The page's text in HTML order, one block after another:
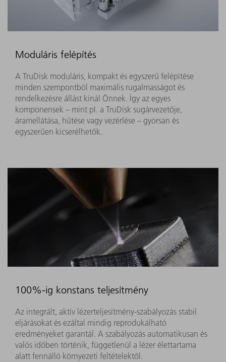
Moduláris felépítés
A TruDisk moduláris, kompakt és egyszerű felépítése
minden szempontból maximális rugalmasságot és
rendelkezésre állást kínál Önnek. Így az egyes
komponensek – mint pl. a TruDisk sugárvezetője,
áramellátása, hűtése vagy vezérlése – gyorsan és
egyszerűen kicserélhetők.
100%-ig konstans teljesítmény
Az integrált, aktív lézerteljesítmény-szabályozás stabil
eljárásokat és ezáltal mindig reprodukálható
eredményeket garantál. A szabályozás automatikusan és
valós időben történik, függetlenül a lézer élettartama
alatt fennálló környezeti feltételektől.